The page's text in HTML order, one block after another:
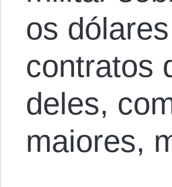
os
contratos
deles,
maiores,